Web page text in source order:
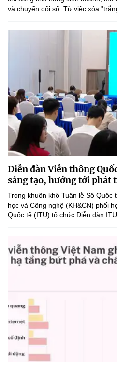
và chuyển đổi số. Từ việc xóa
Diễn đàn Viễn thông
sáng tạo, hướng tới phát
Trong khuôn khổ Tuần lễ Số Quốc
học và Công nghệ (KH&CN) phối
Quốc tế (ITU) tổ chức Diễn đàn